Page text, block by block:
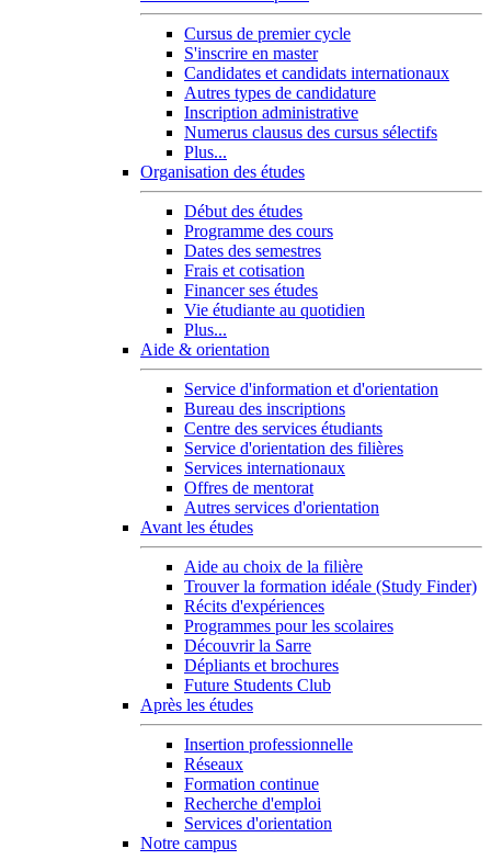
Cursus de premier cycle
S'inscrire en master
Candidates et candidats internationaux
Autres types de candidature
Inscription administrative
Numerus clausus des cursus sélectifs
Plus...
Organisation des études
Début des études
Programme des cours
Dates des semestres
Frais et cotisation
Financer ses études
Vie étudiante au quotidien
Plus...
Aide & orientation
Service d'information et d'orientation
Bureau des inscriptions
Centre des services étudiants
Service d'orientation des filières
Services internationaux
Offres de mentorat
Autres services d'orientation
Avant les études
Aide au choix de la filière
Trouver la formation idéale (Study Finder)
Récits d'expériences
Programmes pour les scolaires
Découvrir la Sarre
Dépliants et brochures
Future Students Club
Après les études
Insertion professionnelle
Réseaux
Formation continue
Recherche d'emploi
Services d'orientation
Notre campus